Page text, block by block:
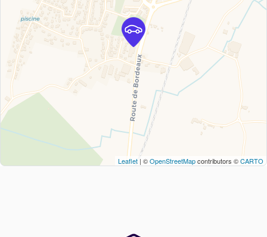
Leaflet | ©OpenStreetMapcontributors ©CARTO